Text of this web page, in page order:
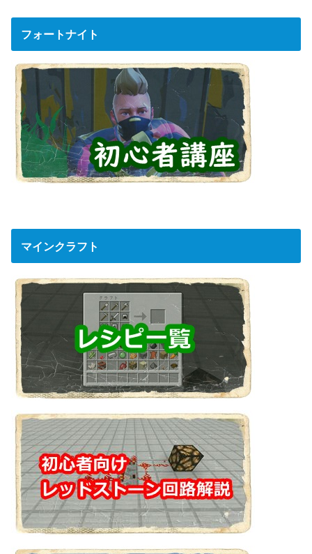
フォートナイト
マインクラフト